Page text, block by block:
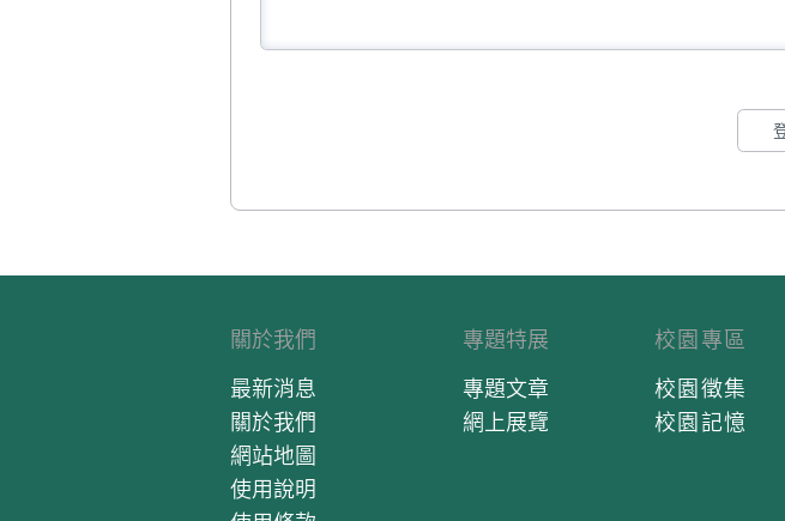
關於我們
最新消息
關於我們
網站地圖
使用說明
專題特展
專題文章
網上展覽
校園專區
校園徵集
校園記憶